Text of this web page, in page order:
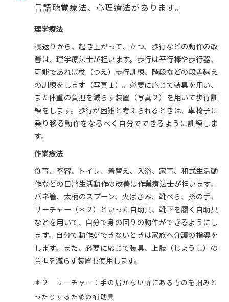
言語聴覚療法、心理療法があります。
理学療法
寝返りから、起き上がって、立つ、歩行などの動作の改
善は、理学療法士が担います。歩行は平行棒や歩行器、
可能であれば杖（つえ）歩行訓練、階段などの段差越え
の訓練をします（写真１）。必要に応じて装具を用い、
また体重の負担を減らす装置（写真２）を用いて歩行訓
練をします。歩行が困難と考えられるときは、車椅子に
乗り移る動作をなるべく自分でできるように訓練しま
す。
作業療法
食事、整容、トイレ、着替え、入浴、家事、和式生活動
作などの日常生活動作の改善は作業療法士が担います。
バネ箸、太柄のスプーン、火ばさみ、靴べら、孫の手、
リーチャー（＊２）といった自助具、靴下を履く自助具
などを用いて、自分で身の回りの動作ができるようにし
ます。自分で動作ができないときは家族へ介護の指導を
します。また、必要に応じて装具、上肢（じょうし）の
負担を減らす装置も使用します。
＊２ リーチャー：手の届かない所にあるものを掴みと
ったりするための補助具